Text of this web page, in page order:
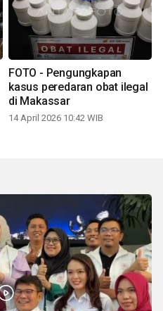
FOTO - Pengungkapan
kasus peredaran obat ilegal
di Makassar
14 April 2026 10:42 WIB